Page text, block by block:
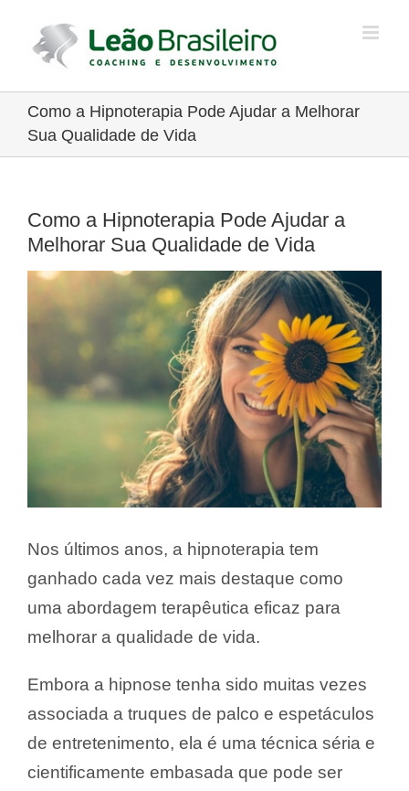
para
Como a Hipnoterapia Pode Ajudar a Melhorar
Sua Qualidade de Vida
Como a Hipnoterapia Pode Ajudar a
Melhorar Sua Qualidade de Vida
View
Larger
Nos últimos anos, a hipnoterapia tem
ganhado cada vez mais destaque como
uma abordagem terapêutica eficaz para
melhorar a qualidade de vida.
Embora a hipnose tenha sido muitas vezes
associada a truques de palco e espetáculos
de entretenimento, ela é uma técnica séria e
cientificamente embasada que pode ser